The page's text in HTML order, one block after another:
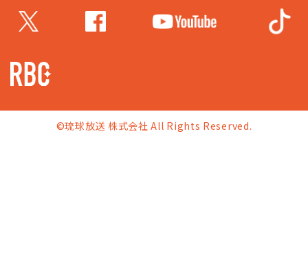
©琉球放送 株式会社 All Rights Reserved.